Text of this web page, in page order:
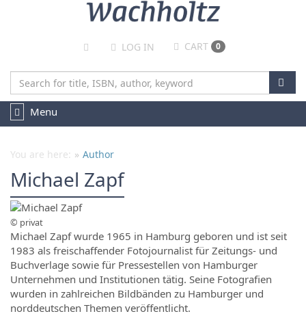
LOG IN CART 0
TOGGLE
NAVIGATION
Menu
You are here: Author
Michael Zapf
© privat
Michael Zapf wurde 1965 in Hamburg geboren und ist seit
1983 als freischaffender Fotojournalist für Zeitungs- und
Buchverlage sowie für Pressestellen von Hamburger
Unternehmen und Institutionen tätig. Seine Fotografien
wurden in zahlreichen Bildbänden zu Hamburger und
norddeutschen Themen veröffentlicht.